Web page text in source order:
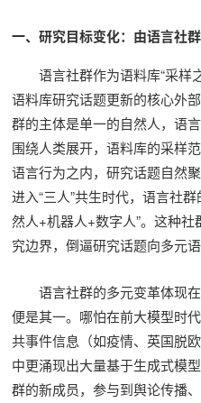
一、研究目标变化：由语言社
语言社群作为语料库“采样
语料库研究话题更新的核心外
群的主体是单一的自然人，语
围绕人类展开，语料库的采样
语言行为之内，研究话题自然
进入“三人”共生时代，语言社
然人+机器人+数字人”。这种
究边界，倒逼研究话题向多元
语言社群的多元变革体现
便是其一。哪怕在前大模型时
共事件信息（如疫情、英国脱
中更涌现出大量基于生成式模
群的新成员，参与到舆论传播